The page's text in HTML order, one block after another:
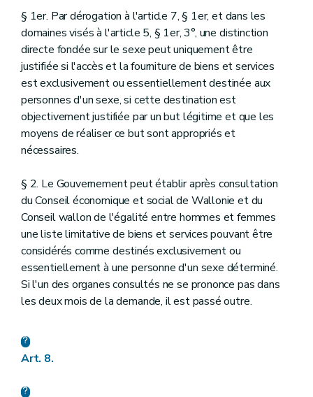
§ 1er. Par dérogation à l'article 7, § 1er, et dans les
domaines visés à l'article 5, § 1er, 3°, une distinction
directe fondée sur le sexe peut uniquement être
justifiée si l'accès et la fourniture de biens et services
est exclusivement ou essentiellement destinée aux
personnes d'un sexe, si cette destination est
objectivement justifiée par un but légitime et que les
moyens de réaliser ce but sont appropriés et
nécessaires.
§ 2. Le Gouvernement peut établir après consultation
du Conseil économique et social de Wallonie et du
Conseil wallon de l'égalité entre hommes et femmes
une liste limitative de biens et services pouvant être
considérés comme destinés exclusivement ou
essentiellement à une personne d'un sexe déterminé.
Si l'un des organes consultés ne se prononce pas dans
les deux mois de la demande, il est passé outre.
Art. 8.